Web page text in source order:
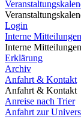
Login
Interne Mitteilungen
Interne Mitteilungen
Erklärung
Archiv
Anfahrt & Kontakt
Anfahrt & Kontakt
Anreise nach Trier
Anfahrt zur